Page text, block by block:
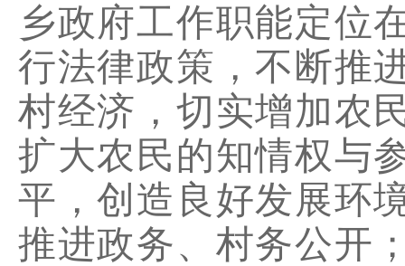
乡政府工作职能定位
行法律政策，不断推
村经济，切实增加农
扩大农民的知情权与
平，创造良好发展环
推进政务、村务公开